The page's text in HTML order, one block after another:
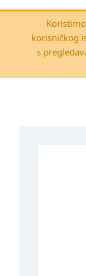
korisničkog
s